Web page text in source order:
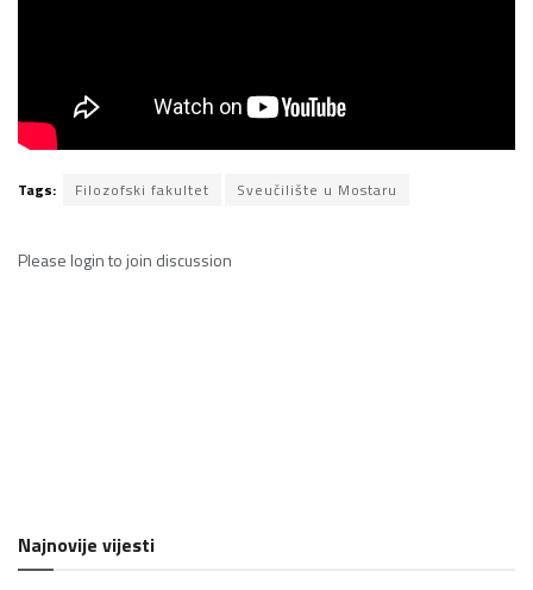
Tags: Filozofski fakultet Sveučilište u Mostaru
Please loginto join discussion
Najnovije vijesti